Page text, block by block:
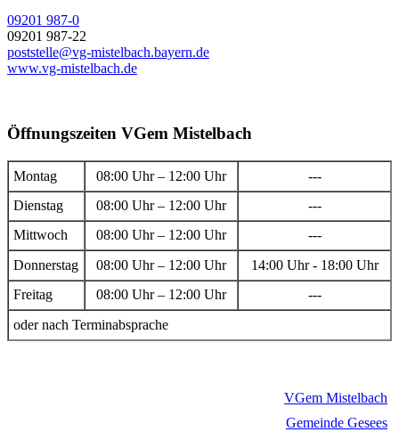
09201 987-0
09201 987-22
poststelle@vg-mistelbach.bayern.de
www.vg-mistelbach.de
Öffnungszeiten VGem Mistelbach
Montag 08:00 Uhr – 12:00 Uhr
---
Dienstag
08:00 Uhr – 12:00 Uhr
---
Mittwoch
08:00 Uhr – 12:00 Uhr
---
Donnerstag
08:00 Uhr – 12:00 Uhr
14:00 Uhr - 18:00 Uhr
Freitag
08:00 Uhr – 12:00 Uhr
---
oder nach Terminabsprache
VGem Mistelbach
Gemeinde Gesees